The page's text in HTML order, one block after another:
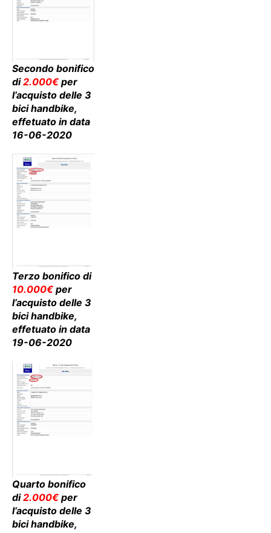
Secondo bonifico
di2.000€ per
l’acquisto delle 3
bici handbike,
effetuato in data
16-06-2020
Terzo bonifico di
10.000€ per
l’acquisto delle 3
bici handbike,
effetuato in data
19-06-2020
Quarto bonifico
di2.000€ per
l’acquisto delle 3
bici handbike,